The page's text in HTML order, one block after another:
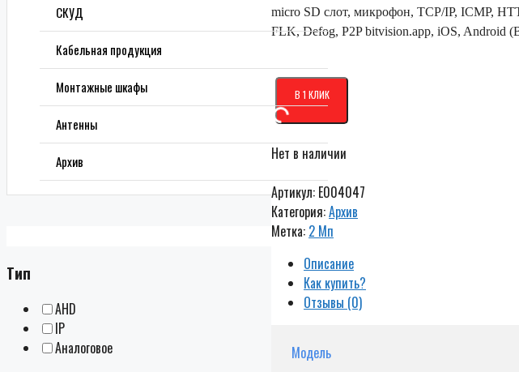
micro SD слот, микрофон, TCP/IP, ICMP,
FLK, Defog, P2P bitvision.app, iOS, Android
В 1 КЛИК
Нет в наличии
Артикул: E004047
Категория:Архив
Метка: 2 Мп
Описание
Как купить?
Отзывы (0)
Модель
СКУД
Кабельная продукция
Монтажные шкафы
Антенны
Архив
Тип
AHD
IP
Аналоговое